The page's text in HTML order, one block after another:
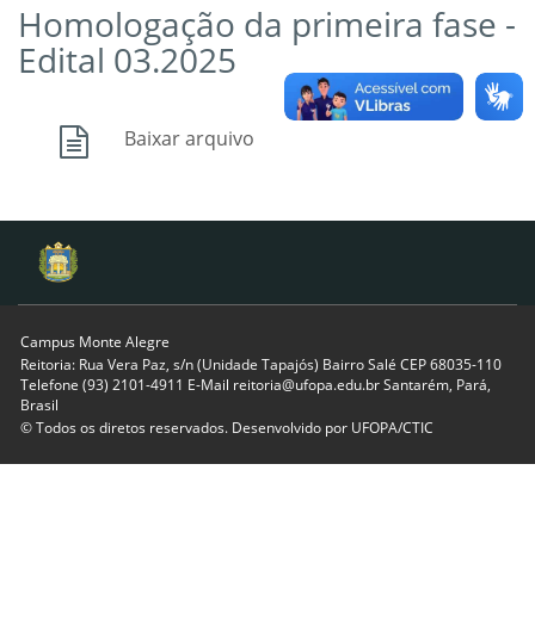
Homologação da primeira fase -
Edital 03.2025
Baixar arquivo
Campus Monte Alegre
Reitoria: Rua Vera Paz, s/n (Unidade Tapajós) Bairro Salé CEP 68035-110
Telefone (93) 2101-4911 E-Mail reitoria@ufopa.edu.br Santarém, Pará,
Brasil
© Todos os diretos reservados. Desenvolvido por UFOPA/CTIC